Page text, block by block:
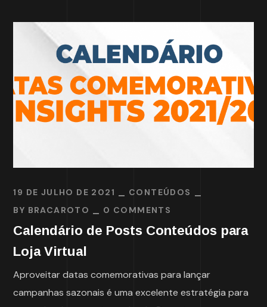
19 DE JULHO DE 2021
CONTEÚDOS
BY BRACAROTO 0 COMMENTS
Calendário de Posts Conteúdos para
Loja Virtual
Aproveitar datas comemorativas para lançar
campanhas sazonais é uma excelente estratégia para